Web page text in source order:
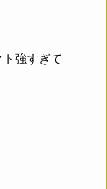
強すぎて